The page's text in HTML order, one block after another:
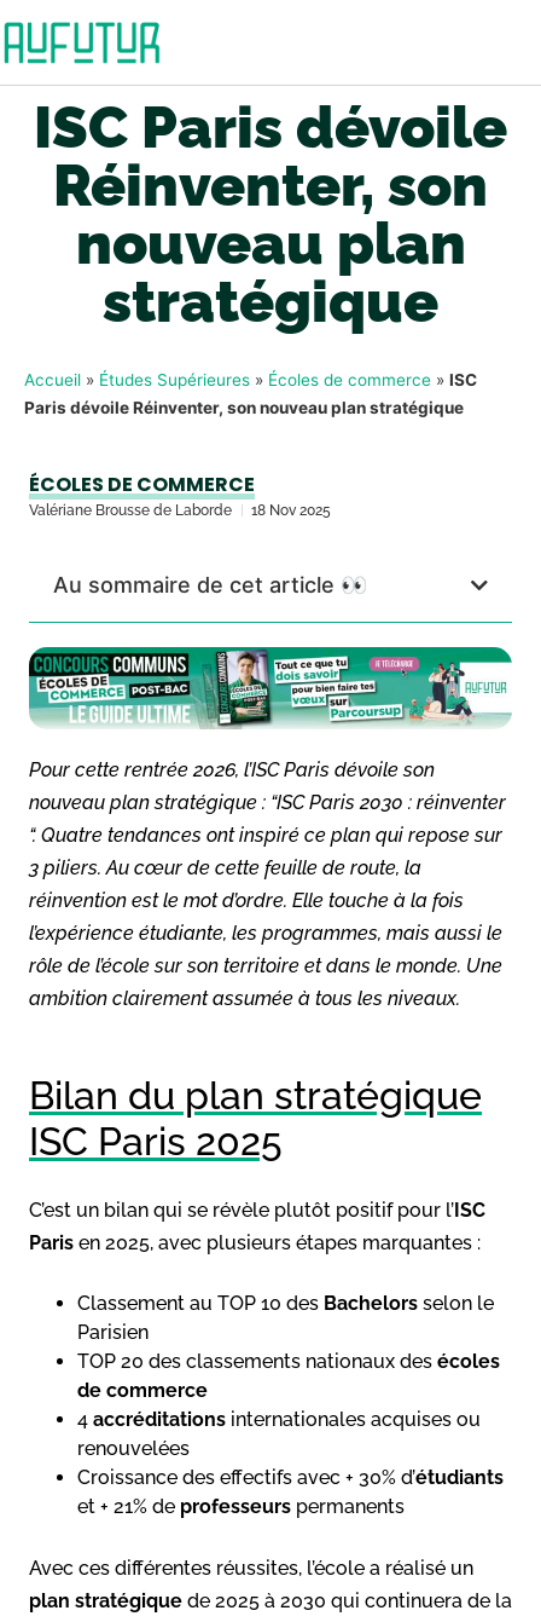
ISC Paris dévoile
Réinventer, son
nouveau plan
stratégique
Accueil » Études Supérieures » Écoles de commerce » ISC
Paris dévoile Réinventer, son nouveau plan stratégique
ÉCOLES DE COMMERCE
Valériane Brousse de Laborde 18 Nov 2025
Au sommaire de cet article 👀
Pour cette rentrée 2026, l’ISC Paris dévoile son
nouveau plan stratégique : “ISC Paris 2030 : réinventer
“. Quatre tendances ont inspiré ce plan qui repose sur
3 piliers. Au cœur de cette feuille de route, la
réinvention est le mot d’ordre. Elle touche à la fois
l’expérience étudiante, les programmes, mais aussi le
rôle de l’école sur son territoire et dans le monde. Une
ambition clairement assumée à tous les niveaux.
Bilan du plan stratégique
ISC Paris 2025
C’est un bilan qui se révèle plutôt positif pour l’ISC
Paris en 2025, avec plusieurs étapes marquantes :
Classement au TOP 10 des Bachelors selon le
Parisien
TOP 20 des classements nationaux des écoles
de commerce
4 accréditations internationales acquises ou
renouvelées
Croissance des effectifs avec + 30% d’étudiants
et + 21% de professeurs permanents
Avec ces différentes réussites, l’école a réalisé un
plan stratégique de 2025 à 2030 qui continuera de la